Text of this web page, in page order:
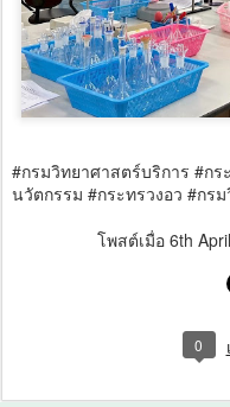
#กรมวิทยาศาสตร์บริการ #ก
นวัตกรรม #กระทรวงอว #กร
โพสต์เมื่อ 6th
0